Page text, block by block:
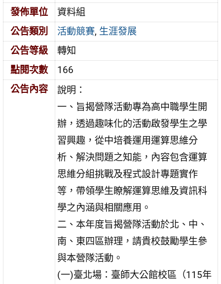
發佈單位
資料組
公告類別
活動競賽, 生涯發展
公告等級
轉知
點閱次數
166
公告內容
說明：
一、旨揭營隊活動專為高中職學生開
辦，透過趣味化的活動啟發學生之學
習興趣，從中培養運用運算思維分
析、解決問題之知能，內容包含運算
思維分組挑戰及程式設計專題實作
等，帶領學生瞭解運算思維及資訊科
學之內涵與相關應用。
二、本年度旨揭營隊活動於北、中、
南、東四區辦理，請貴校鼓勵學生參
與本營隊活動。
(一)臺北場：臺師大公館校區（115年